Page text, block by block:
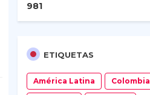
981
ETIQUETAS
América Latina Colombia